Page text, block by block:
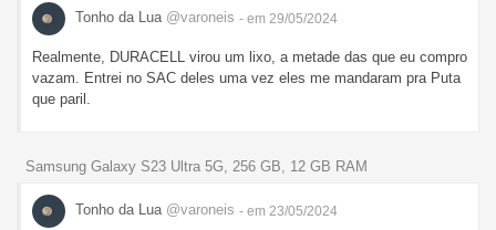
Tonho da Lua @varoneis - em 29/05/2024
Realmente, DURACELL virou um lixo, a metade das que eu compro
vazam. Entrei no SAC deles uma vez eles me mandaram pra Puta
que paril.
Samsung Galaxy S23 Ultra 5G, 256 GB, 12 GB RAM
Tonho da Lua @varoneis - em 23/05/2024